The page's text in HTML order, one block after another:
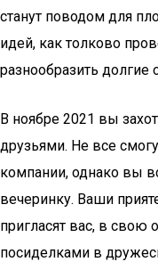
станут поводом для
идей, как толково
разнообразить долгие
В ноябре 2021 вы
друзьями. Не все
компании, однако вы
вечеринку. Ваши
пригласят вас, в свою
посиделками в